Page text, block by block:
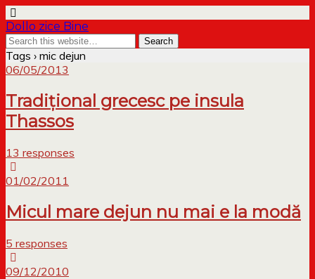
Dollo zice Bine
Tags › mic dejun
06/05/2013
Tradițional grecesc pe insula
Thassos
13 responses
01/02/2011
Micul mare dejun nu mai e la modă
5 responses
09/12/2010